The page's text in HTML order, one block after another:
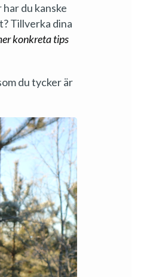
har du kanske
Tillverka dina
konkreta tips
du tycker är